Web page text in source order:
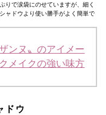
りで涙袋にのせていますが、細く
ャドウより使い勝手がよく簡単で
ンヌ〟のアイメー
メイクの強い味方
ドウ